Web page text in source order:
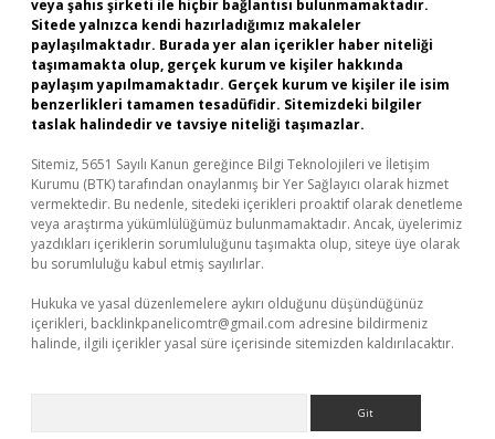
veya şahıs şirketi ile hiçbir bağlantısı bulunmamaktadır.
Sitede yalnızca kendi hazırladığımız makaleler
paylaşılmaktadır. Burada yer alan içerikler haber niteliği
taşımamakta olup, gerçek kurum ve kişiler hakkında
paylaşım yapılmamaktadır. Gerçek kurum ve kişiler ile isim
benzerlikleri tamamen tesadüfidir. Sitemizdeki bilgiler
taslak halindedir ve tavsiye niteliği taşımazlar.
Sitemiz, 5651 Sayılı Kanun gereğince Bilgi Teknolojileri ve İletişim
Kurumu (BTK) tarafından onaylanmış bir Yer Sağlayıcı olarak hizmet
vermektedir. Bu nedenle, sitedeki içerikleri proaktif olarak denetleme
veya araştırma yükümlülüğümüz bulunmamaktadır. Ancak, üyelerimiz
yazdıkları içeriklerin sorumluluğunu taşımakta olup, siteye üye olarak
bu sorumluluğu kabul etmiş sayılırlar.
Hukuka ve yasal düzenlemelere aykırı olduğunu düşündüğünüz
içerikleri, backlinkpanelicomtr@gmail.com adresine bildirmeniz
halinde, ilgili içerikler yasal süre içerisinde sitemizden kaldırılacaktır.